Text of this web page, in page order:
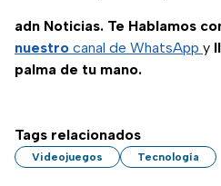
adn Noticias. Te Hablamos
nuestro canal de WhatsApp y
palma de tu mano.
Tags relacionados
Videojuegos Tecnología